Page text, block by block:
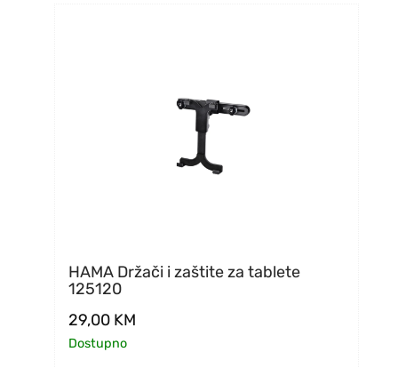
HAMA Držači i zaštite za tablete
125120
29,00 KM
Dostupno